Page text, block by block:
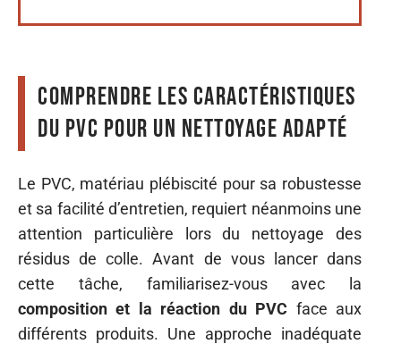
Comprendre les caractéristiques
du PVC pour un nettoyage adapté
Le PVC, matériau plébiscité pour sa robustesse
et sa facilité d’entretien, requiert néanmoins une
attention particulière lors du nettoyage des
résidus de colle. Avant de vous lancer dans
cette tâche, familiarisez-vous avec la
composition et la réaction du PVC face aux
différents produits. Une approche inadéquate